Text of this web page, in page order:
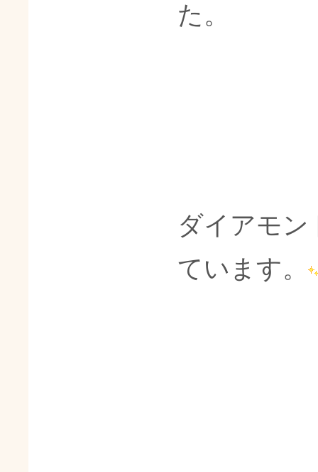
た。
ダイアモン
ています。